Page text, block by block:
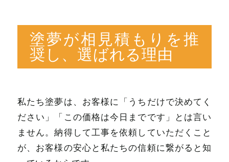
塗夢が相見積もりを推
奨し、選ばれる理由
私たち塗夢は、お客様に「うちだけで決めてく
ださい」「この価格は今日までです」とは言い
ません。納得して工事を依頼していただくこと
が、お客様の安心と私たちの信頼に繋がると知